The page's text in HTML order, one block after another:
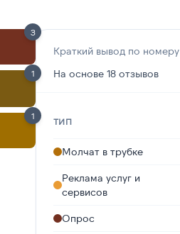
3
1
1
Краткий вывод по номеру
На основе 18 отзывов
ТИП
Молчат в трубке
Реклама услуг и
сервисов
Опрос